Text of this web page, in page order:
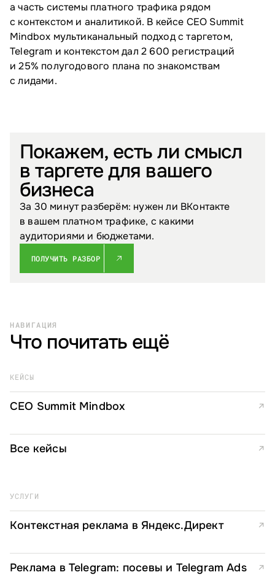
а часть системы платного трафика рядом
с контекстом и аналитикой. В кейсе CEO Summit
Mindbox мультиканальный подход с таргетом,
Telegram и контекстом дал 2 600 регистраций
и 25% полугодового плана по знакомствам
с лидами.
Покажем, есть ли смысл
в таргете для вашего
бизнеса
За 30 минут разберём: нужен ли ВКонтакте
в вашем платном трафике, с какими
аудиториями и бюджетами.
ПОЛУЧИТЬ РАЗБОР
НАВИГАЦИЯ
Что почитать ещё
КЕЙСЫ
CEO Summit Mindbox ↗
Все кейсы ↗
УСЛУГИ
Контекстная реклама в Яндекс.Директ ↗
Реклама в Telegram: посевы и Telegram Ads ↗